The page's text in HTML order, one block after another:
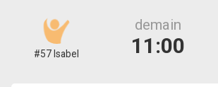
#57 Isabel
demain
11:00